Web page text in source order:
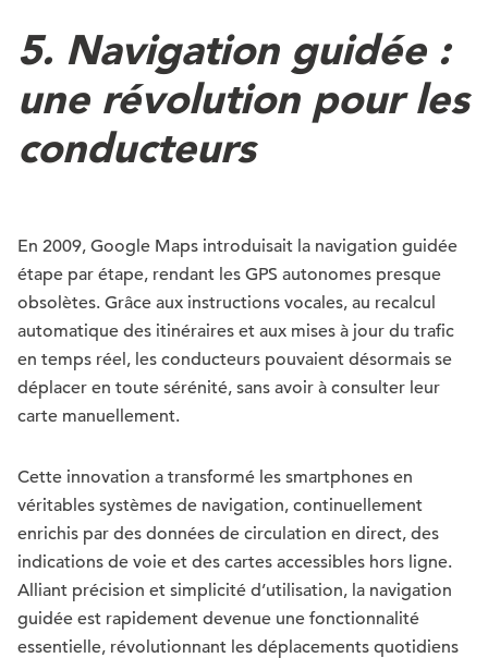
5. Navigation guidée :
une révolution pour les
conducteurs
En 2009, Google Maps introduisait la navigation guidée
étape par étape, rendant les GPS autonomes presque
obsolètes. Grâce aux instructions vocales, au recalcul
automatique des itinéraires et aux mises à jour du trafic
en temps réel, les conducteurs pouvaient désormais se
déplacer en toute sérénité, sans avoir à consulter leur
carte manuellement.
Cette innovation a transformé les smartphones en
véritables systèmes de navigation, continuellement
enrichis par des données de circulation en direct, des
indications de voie et des cartes accessibles hors ligne.
Alliant précision et simplicité d’utilisation, la navigation
guidée est rapidement devenue une fonctionnalité
essentielle, révolutionnant les déplacements quotidiens